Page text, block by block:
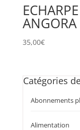
35,00€
Catégories
Abonnements
Alimentation